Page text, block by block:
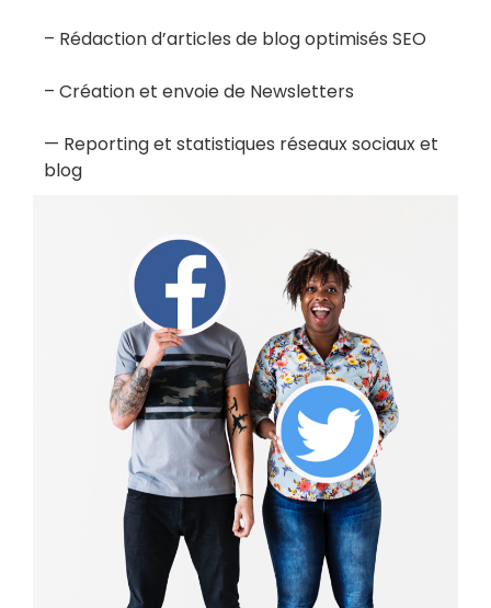
– Rédaction d’articles de blog optimisés SEO
– Création et envoie de Newsletters
— Reporting et statistiques réseaux sociaux et
blog